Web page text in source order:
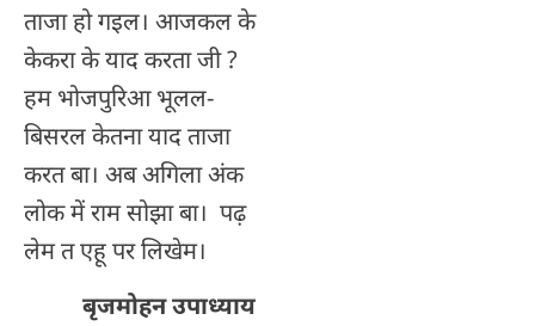
ताजा हो गइल। आजकल के
केकरा के याद करता जी ?
हम भोजपुरिआ भूलल-
बिसरल केतना याद ताजा
करत बा। अब अगिला अंक
लोक में राम सोझा बा। पढ़
लेम त एहू पर लिखेम।
बृजमोहन उपाध्याय